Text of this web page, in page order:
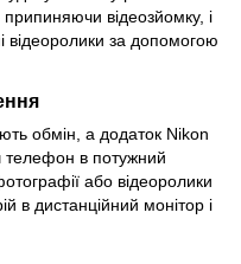
відеозйомку, і
відеоролики за допомогою
обмін, а додаток Nikon
в потужний
або відеоролики
в дистанційний монітор і